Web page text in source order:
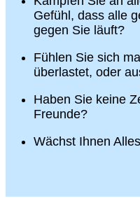
Gefühl, dass alle
gegen Sie läuft?
Fühlen Sie sich
überlastet, oder
Haben Sie keine
Freunde?
Wächst Ihnen